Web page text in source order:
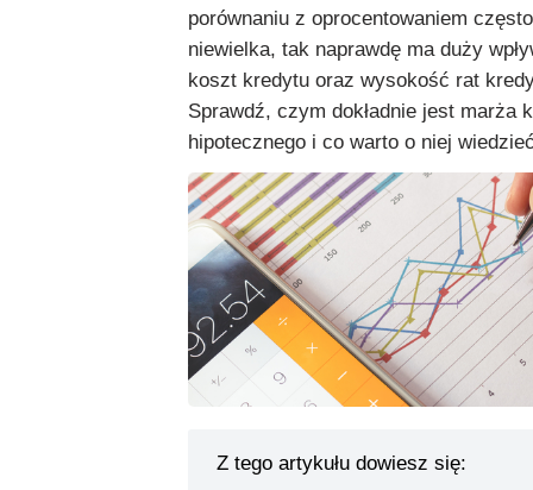
porównaniu z oprocentowaniem
niewielka, tak naprawdę ma duży
koszt kredytu oraz wysokość rat
Sprawdź, czym dokładnie jest marża
hipotecznego i co warto o niej
Z tego artykułu dowiesz się: